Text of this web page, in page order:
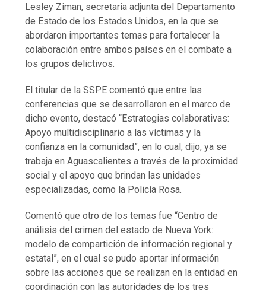
Lesley Ziman, secretaria adjunta del Departamento
de Estado de los Estados Unidos, en la que se
abordaron importantes temas para fortalecer la
colaboración entre ambos países en el combate a
los grupos delictivos.
El titular de la SSPE comentó que entre las
conferencias que se desarrollaron en el marco de
dicho evento, destacó “Estrategias colaborativas:
Apoyo multidisciplinario a las víctimas y la
confianza en la comunidad”, en lo cual, dijo, ya se
trabaja en Aguascalientes a través de la proximidad
social y el apoyo que brindan las unidades
especializadas, como la Policía Rosa.
Comentó que otro de los temas fue “Centro de
análisis del crimen del estado de Nueva York:
modelo de compartición de información regional y
estatal”, en el cual se pudo aportar información
sobre las acciones que se realizan en la entidad en
coordinación con las autoridades de los tres